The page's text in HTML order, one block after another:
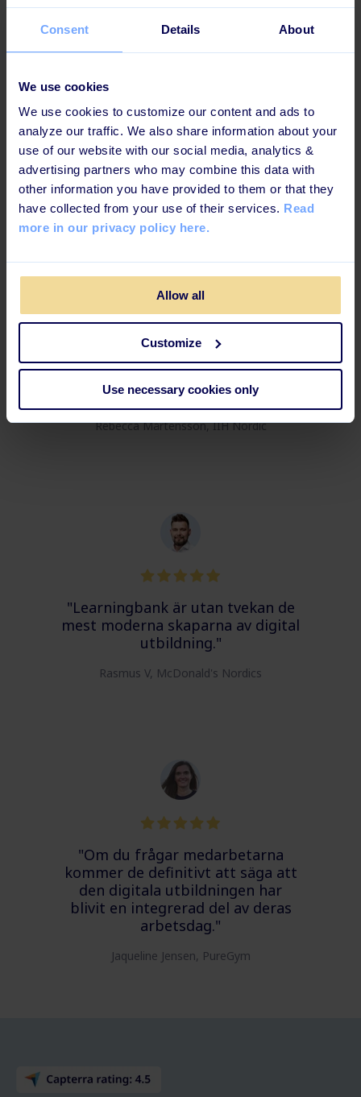
Consent Details About
We use cookies
We use cookies to customize our content and ads to
analyze our traffic. We also share information about your
use of our website with our social media, analytics &
advertising partners who may combine this data with
other information you have provided to them or that they
have collected from your use of their services. Read
more in our privacy policy here.
Allow all
Customize
Use necessary cookies only
Betrodda av mer än 180+
företag
"Tidigare tog det mig ungefär 2
timmar att skapa en [kurs]modul,
minuter."
Rebecca Mårtensson, IIH Nordic
"Learningbank är utan tvekan de
mest moderna skaparna av digital
utbildning."
Rasmus V, McDonald's Nordics
"Om du frågar medarbetarna
kommer de definitivt att säga att
den digitala utbildningen har
blivit en integrerad del av deras
arbetsdag."
Jaqueline Jensen, PureGym